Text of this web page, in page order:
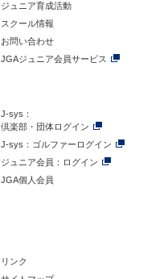
ジュニア育成活動
スクール情報
お問い合わせ
JGAジュニア会員サービス
J-sys：
倶楽部・団体ログイン
J-sys：ゴルファーログイン
ジュニア会員：ログイン
JGA個人会員
リンク